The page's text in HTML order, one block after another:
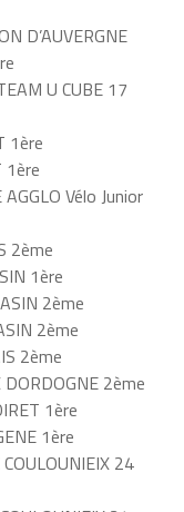
D’AUVERGNE
U CUBE 17
1ère
1ère
Vélo Junior
2ème
1ère
2ème
2ème
2ème
DORDOGNE 2ème
1ère
1ère
24